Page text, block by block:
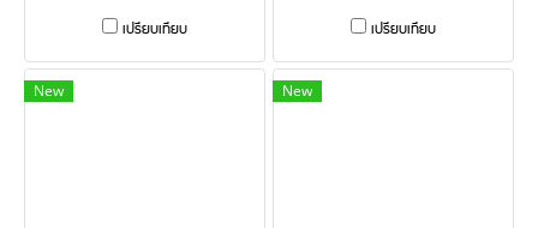
เปรียบเทียบ เปรียบเทียบ
New New